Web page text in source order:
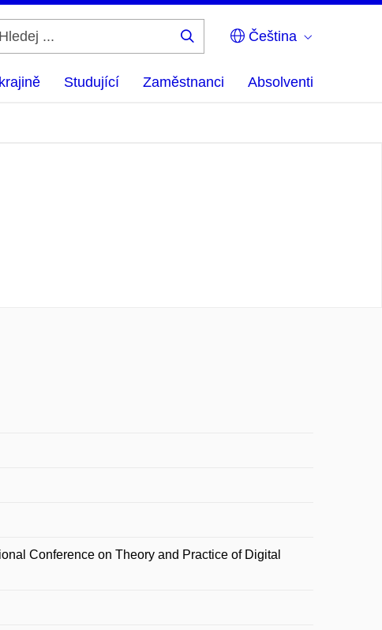
Čeština
Studující Zaměstnanci Absolventi
Conference on Theory and Practice of Digital